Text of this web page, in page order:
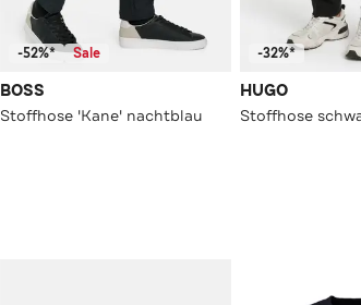
-52%* Sale
BOSS
Stoffhose 'Kane' nachtblau
-32%*
HUGO
Stoffhose